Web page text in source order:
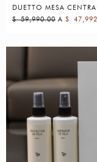
DUETTO MESA CENTRAL
$59,990.00 A $